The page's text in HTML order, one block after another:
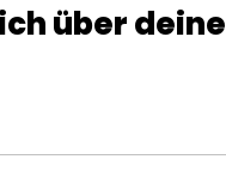
über deine